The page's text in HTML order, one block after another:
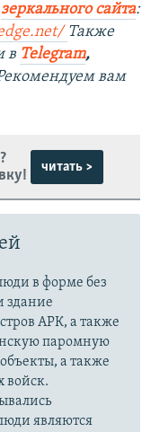
зеркального сайта:
​Также
в Telegram,
вам
читать >
в форме без
здание
АРК, а также
паромную
а также
войск.
являются